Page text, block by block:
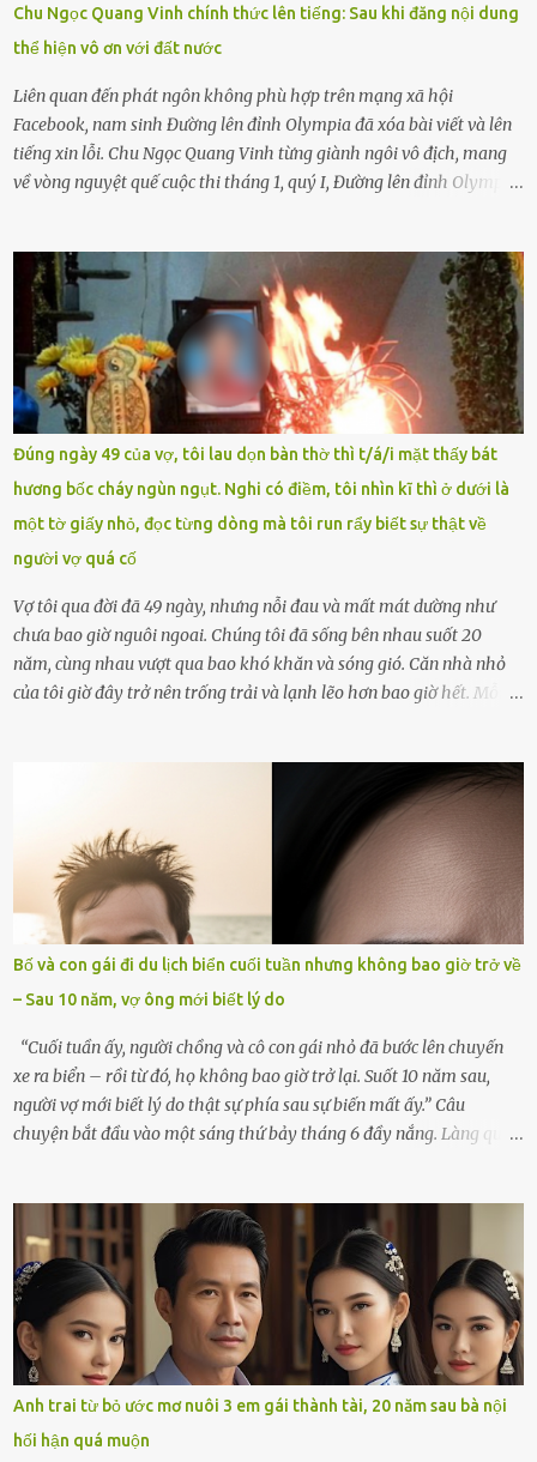
có biết gì đâu Nhiều người cứ coi trẻ còn nhỏ nên dù có phạm sai
lầm, thì họ cũng không trách mắng. Nhưng nếu người lớn tuổi
không dạy con cẩn...
Chu Ngọc Quang Vinh chính thức lên tiếng: Sau khi đăng nội dung
thể hiện vô ơn với đất nước
Liên quan đến phát ngôn không phù hợp trên mạng xã hội
Facebook, nam sinh Đường lên đỉnh Olympia đã xóa bài viết và lên
tiếng xin lỗi. Chu Ngọc Quang Vinh từng giành ngôi vô địch, mang
về vòng nguyệt quế cuộc thi tháng 1, quý I, Đường lên đỉnh Olympia.
chưa phù hợp, gây xôn xao, bức xúc trong dư luận. Ngay sau đó,
Trường THPT Chuyên Nguyễn Tất Thành báo cáo xác nhận tài
khoản Chu Vinh là của học sinh Chu Ngọc Quang Vinh, lớp 12 Anh
của nhà trường. Nam sinh này từng giành ngôi vô địch, mang về
vòng nguyệt quế cuộc thi tháng 1, quý I, Đường lên đỉnh Olympia
năm thứ 24. Quá trình giáo dục, học sinh Chu Ngọc Quang Vinh đã
nhận thức được nội dung bài viết của bản thân trên mạng xã hội
ngày 1.9 là chưa phù hợp nên đã chủ động gỡ bài viết và đăng bài
xin lỗi trên trang Facebook cá nhân. Chu Ngọc Quang Vinh làm việc
với cơ quan chức năng. Ảnh: Đơn vị cung...
Đúng ngày 49 của vợ, tôi lau dọn bàn thờ thì t/á/i mặt thấy bát
hương bốc cháy ngùn ngụt. Nghi có điềm, tôi nhìn kĩ thì ở dưới là
một tờ giấy nhỏ, đọc từng dòng mà tôi run rẩy biết sự thật về
người vợ quá cố
Vợ tôi qua đời đã 49 ngày, nhưng nỗi đau và mất mát dường như
chưa bao giờ nguôi ngoai. Chúng tôi đã sống bên nhau suốt 20
năm, cùng nhau vượt qua bao khó khăn và sóng gió. Căn nhà nhỏ
của tôi giờ đây trở nên trống trải và lạnh lẽo hơn bao giờ hết. Mỗi
rơi vào khoảng trống vô tận, chẳng còn muốn làm gì ngoài việc
ngồi lặng lẽ nhớ về cô ấy. Nhưng cuộc sống không cho phép tôi mãi
chìm đắm trong đau khổ. Họ hàng, bạn bè và những người thân
thiết đã đến bên, giúp tôi tổ chức tang lễ chu toàn. Và hôm nay là
ngày giỗ đầu tiên của vợ, 49 ngày sau khi cô ấy rời xa tôi mãi
mãi.Buổi sáng hôm đó, sau khi cúng cơm xong, tôi quyết định lên
sắp xếp lại bàn thờ vợ. Mọi thứ vẫn như mọi ngày, nhưng có điều gì
đó kỳ lạ mà tôi không thể giải thích được. Trong khoảnh khắc tôi
cúi xuống lau chùi bát hương, một luồng gió lạ thoáng qua, khiến
tôi giật mình. Và rồi, một chuyện kinh...
Bố và con gái đi du lịch biển cuối tuần nhưng không bao giờ trở về
– Sau 10 năm, vợ ông mới biết lý do
“Cuối tuần ấy, người chồng và cô con gái nhỏ đã bước lên chuyến
xe ra biển – rồi từ đó, họ không bao giờ trở lại. Suốt 10 năm sau,
người vợ mới biết lý do thật sự phía sau sự biến mất ấy.” Câu
chuyện bắt đầu vào một sáng thứ bảy tháng 6 đầy nắng. Làng quê
không kém. Ông Minh, vốn là một người đàn ông điềm đạm, ít nói,
hôm ấy lại đặc biệt vui vẻ. Ông chuẩn bị hành lý cho chuyến đi biển
cùng cô con gái 8 tuổi tên Thảo. “Em ở nhà nghỉ ngơi nhé, anh đưa
con đi biển hai ngày, để nó được ngắm sóng, nghịch cát. Về chắc nó
sẽ kể cho em nghe cả tuần không hết chuyện.” – Ông Minh cười
hiền, vuốt tóc vợ. Bà Hạnh nhìn chồng và con gái ríu rít chuẩn bị mà
lòng cũng rộn ràng. Bà vốn ít có dịp đi xa vì còn bận buôn bán ở chợ,
nên lần này cũng đành ở nhà. Thảo ôm chầm lấy mẹ trước khi đi:
“Con sẽ nhặt thật nhiều vỏ sò cho mẹ nhé!” Chiếc xe khách lăn
Anh trai từ bỏ ước mơ nuôi 3 em gái thành tài, 20 năm sau bà nội
hối hận quá muộn